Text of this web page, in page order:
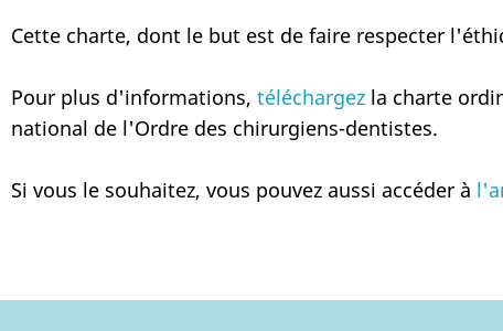
Cette charte, dont le but est de faire respecter
Pour plus d'informations, téléchargez la charte
national de l'Ordre des chirurgiens-dentistes.
Si vous le souhaitez, vous pouvez aussi accéder à